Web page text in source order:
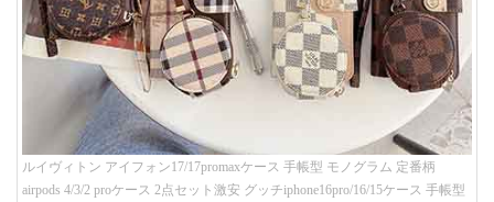
ルイヴィトン アイフォン17/17promaxケース 手帳型 モノグラム 定番柄
airpods 4/3/2 proケース 2点セット激安 グッチiphone16pro/16/15ケース 手帳型